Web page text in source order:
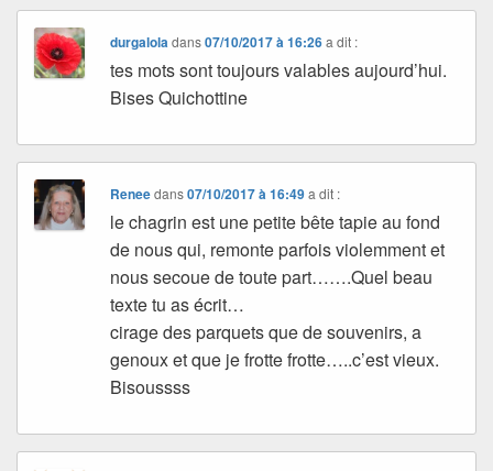
durgaloladans07/10/2017 à 16:26 a dit :
tes mots sont toujours valables aujourd’hui.
Bises Quichottine
Reneedans07/10/2017 à 16:49 a dit :
le chagrin est une petite bête tapie au fond
de nous qui, remonte parfois violemment et
nous secoue de toute part…….Quel beau
texte tu as écrit…
cirage des parquets que de souvenirs, a
genoux et que je frotte frotte…..c’est vieux.
Bisoussss